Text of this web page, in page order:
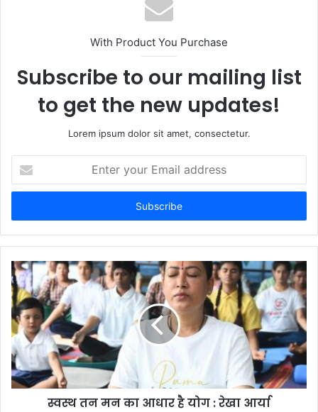
With Product You Purchase
Subscribe to our mailing list
to get the new updates!
Lorem ipsum dolor sit amet, consectetur.
your
Email
स्वस्थ तन मन का आधार है योग : रेखा आर्या